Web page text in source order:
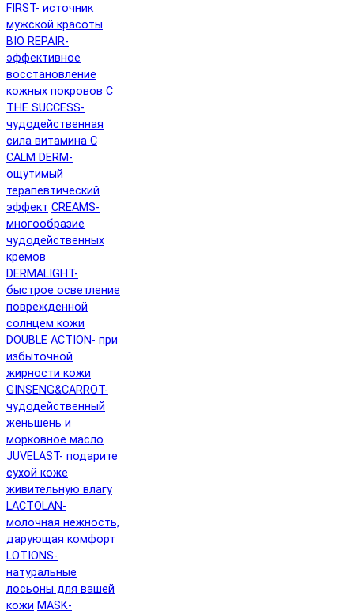
FIRST- источник
мужской красоты
BIO REPAIR-
эффективное
восстановление
кожных покровов C
THE SUCCESS-
чудодейственная
сила витамина C
CALM DERM-
ощутимый
терапевтический
эффект CREAMS-
многообразие
чудодейственных
кремов
DERMALIGHT-
быстрое осветление
поврежденной
солнцем кожи
DOUBLE ACTION- при
избыточной
жирности кожи
GINSENG&CARROT-
чудодейственный
женьшень и
морковное масло
JUVELAST- подарите
сухой коже
живительную влагу
LACTOLAN-
молочная нежность,
дарующая комфорт
LOTIONS-
натуральные
лосьоны для вашей
кожи MASK-